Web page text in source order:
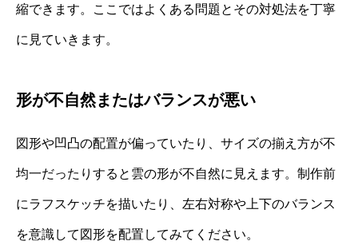
縮できます。ここではよくある問題とその対処法を丁寧
に見ていきます。
形が不自然またはバランスが悪い
図形や凹凸の配置が偏っていたり、サイズの揃え方が不
均一だったりすると雲の形が不自然に見えます。制作前
にラフスケッチを描いたり、左右対称や上下のバランス
を意識して図形を配置してみてください。